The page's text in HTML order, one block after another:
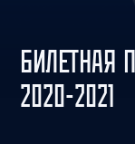
БИЛЕТНАЯ
2020-2021